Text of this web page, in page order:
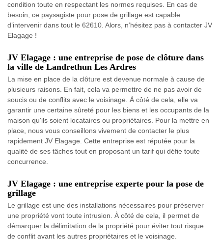
condition toute en respectant les normes requises. En cas de
besoin, ce paysagiste pour pose de grillage est capable
d’intervenir dans tout le 62610. Alors, n’hésitez pas à contacter JV
Elagage !
JV Elagage : une entreprise de pose de clôture dans
la ville de Landrethun Les Ardres
La mise en place de la clôture est devenue normale à cause de
plusieurs raisons. En fait, cela va permettre de ne pas avoir de
soucis ou de conflits avec le voisinage. À côté de cela, elle va
garantir une certaine sûreté pour les biens et les occupants de la
maison qu'ils soient locataires ou propriétaires. Pour la mettre en
place, nous vous conseillons vivement de contacter le plus
rapidement JV Elagage. Cette entreprise est réputée pour la
qualité de ses tâches tout en proposant un tarif qui défie toute
concurrence.
JV Elagage : une entreprise experte pour la pose de
grillage
Le grillage est une des installations nécessaires pour préserver
une propriété vont toute intrusion. À côté de cela, il permet de
démarquer la délimitation de la propriété pour éviter tout risque
de conflit avant les autres propriétaires et le voisinage.